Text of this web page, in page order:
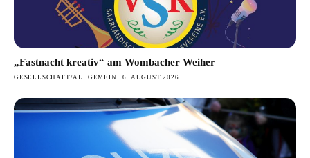
„Fastnacht kreativ“ am Wombacher Weiher
GESELLSCHAFT/ALLGEMEIN 6. AUGUST 2026